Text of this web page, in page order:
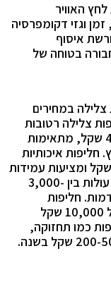
האוויר
וגזי דקומפרסיה
איסוף
בטוחה של
צלילה במחירים
צלילה רטובות
בסיסיות בעובי 3-5 מ"מ נעות בין 400-800 שקל, מתאימות
חליפות איכותיות
יותר מ-5-7 מ"מ עולות בין 1,000-2,000 שקל ומציעות עמידות
ונוחות טובות יותר. חליפות יבשות איכותיות עולות בין 3,000-
חליפות
מותאמות אישית יכולות להגיע למחירים של 10,000 שקל
כמו תחזוקה,